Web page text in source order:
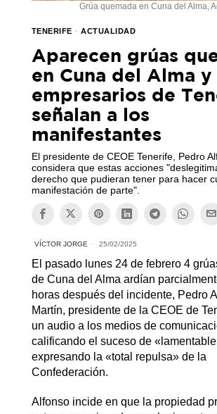
Grúa quemada en Cuna del Alma,
TENERIFE · ACTUALIDAD
Aparecen grúas
en Cuna del Alma y
empresarios de
señalan a los
manifestantes
El presidente de CEOE Tenerife, Pedro
considera que estas acciones
derecho que pudieran tener para hacer
manifestación de parte".
VÍCTOR JORGE 25/02/2025
El pasado lunes 24 de febrero 4
de Cuna del Alma ardían
horas después del incidente, Pedro
Martín, presidente de la CEOE de
un audio a los medios de
calificando el suceso de
expresando la «total repulsa» de la
Confederación.
Alfonso incide en que la propiedad